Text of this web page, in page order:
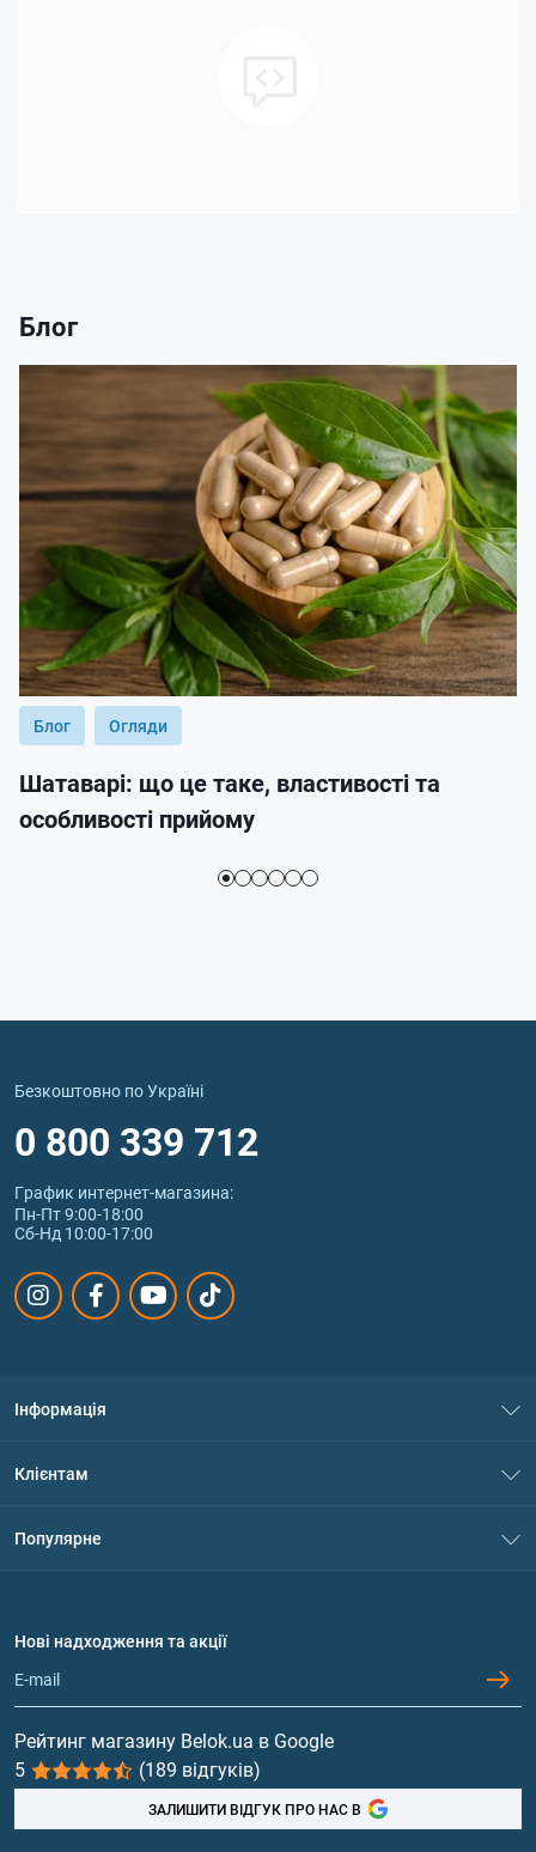
Блог
Блог Огляди
Шатаварі: що це таке, властивості та
особливості прийому
Безкоштовно по Україні
0 800 339 712
График интернет‑магазина:
Пн-Пт 9:00-18:00
Сб-Нд 10:00-17:00
Інформація
Політика конфіденційності
Обмін та повернення
Клієнтам
Популярне
Протеїн
Гейнери
Вітаміни та мінерали
Риб'ячий жир, жирні кислоти
Нові надходження та акції
Рейтинг магазину Belok.ua в Google
5
(189 відгуків)
ЗАЛИШИТИ ВІДГУК ПРО НАС В